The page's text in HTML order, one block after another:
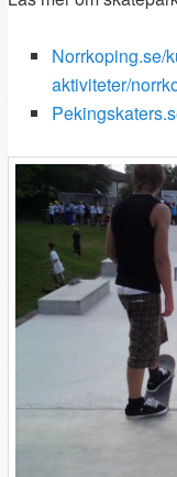
Norrkoping.se/
aktiviteter/